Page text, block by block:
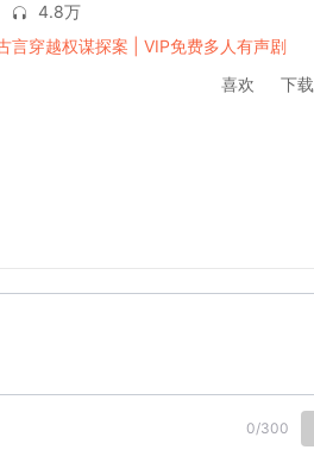
4.8万
言穿越权谋探案 | VIP免费多人有声剧
喜欢 下载
0/300